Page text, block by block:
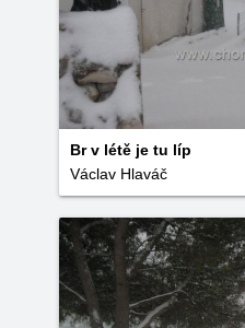
Br v létě je tu líp
Václav Hlaváč